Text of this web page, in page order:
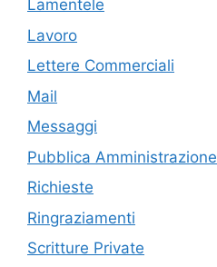
Lamentele
Lavoro
Lettere Commerciali
Mail
Messaggi
Pubblica Amministrazione
Richieste
Ringraziamenti
Scritture Private